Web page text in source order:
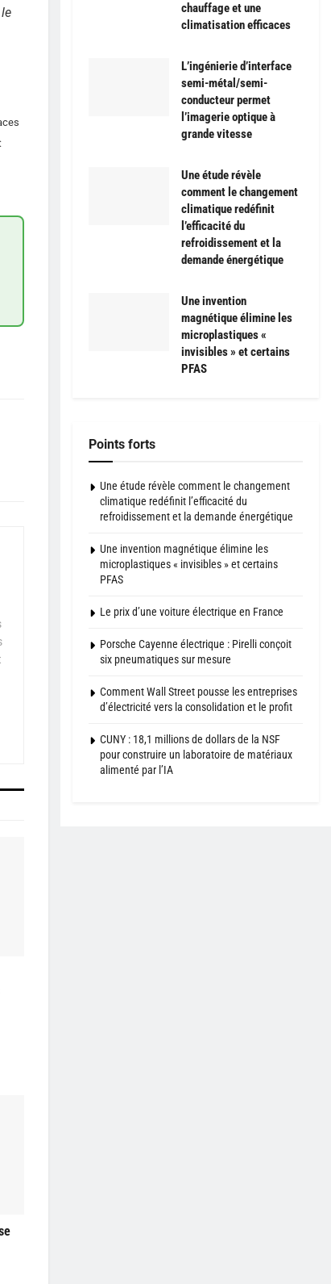
chauffage et une
climatisation efficaces
L’ingénierie d’interface
semi-métal/semi-
conducteur permet
l’imagerie optique à
grande vitesse
Une étude révèle
comment le changement
climatique redéfinit
l’efficacité du
refroidissement et la
demande énergétique
Une invention
magnétique élimine les
microplastiques «
invisibles » et certains
PFAS
Points forts
Une étude révèle comment le changement
climatique redéfinit l’efficacité du
refroidissement et la demande énergétique
Une invention magnétique élimine les
microplastiques « invisibles » et certains
PFAS
Le prix d’une voiture électrique en France
Porsche Cayenne électrique : Pirelli conçoit
six pneumatiques sur mesure
Comment Wall Street pousse les entreprises
d’électricité vers la consolidation et le profit
CUNY : 18,1 millions de dollars de la NSF
pour construire un laboratoire de matériaux
alimenté par l’IA